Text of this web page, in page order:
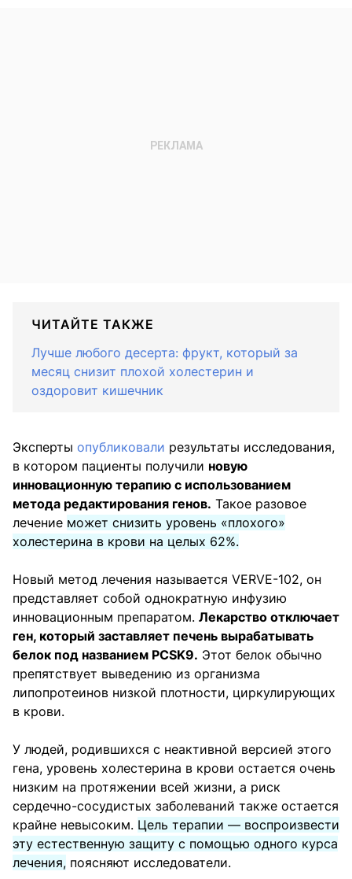
ЧИТАЙТЕ ТАКЖЕ
Лучше любого десерта: фрукт, который за
месяц снизит плохой холестерин и
оздоровит кишечник
Эксперты опубликовали результаты исследования,
в котором пациенты получили новую
инновационную терапию с использованием
метода редактирования генов. Такое разовое
лечение может снизить уровень «плохого»
холестерина в крови на целых 62%.
Новый метод лечения называется VERVE-102, он
представляет собой однократную инфузию
инновационным препаратом. Лекарство отключает
ген, который заставляет печень вырабатывать
белок под названием PCSK9. Этот белок обычно
препятствует выведению из организма
липопротеинов низкой плотности, циркулирующих
в крови.
У людей, родившихся с неактивной версией этого
гена, уровень холестерина в крови остается очень
низким на протяжении всей жизни, а риск
сердечно-сосудистых заболеваний также остается
крайне невысоким. Цель терапии — воспроизвести
эту естественную защиту с помощью одного курса
лечения, поясняют исследователи.